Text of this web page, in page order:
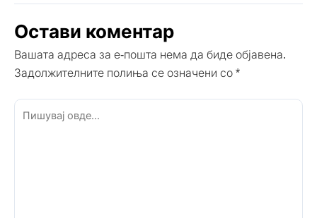
Остави коментар
Вашата адреса за е-пошта нема да биде објавена.
Задолжителните полиња се означени со *
Пишувај
овде...